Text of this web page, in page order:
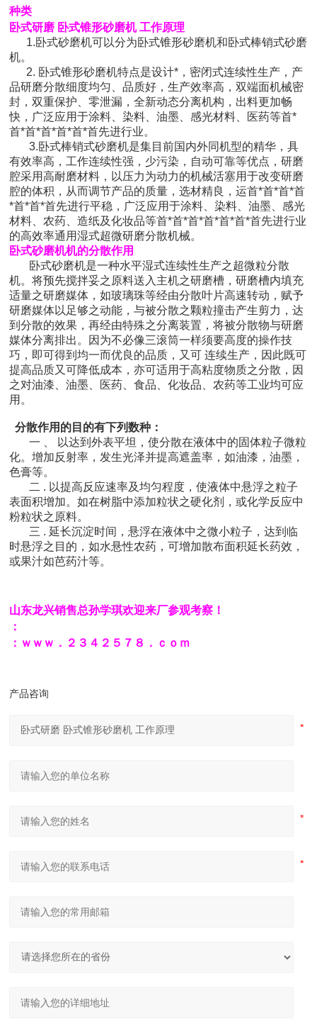
种类
卧式研磨 卧式锥形砂磨机 工作原理
1.卧式砂磨机可以分为卧式锥形砂磨机和卧式棒销式砂磨
机。
2. 卧式锥形砂磨机特点是设计*，密闭式连续性生产，产
品研磨分散细度均匀、品质好，生产效率高，双端面机械密
封，双重保护、零泄漏，全新动态分离机构，出料更加畅
快，广泛应用于涂料、染料、油墨、感光材料、医药等首*
首*首*首*首*首*首先进行业。
3.卧式棒销式砂磨机是集目前国内外同机型的精华，具
有效率高，工作连续性强，少污染，自动可靠等优点，研磨
腔采用高耐磨材料，以压力为动力的机械活塞用于改变研磨
腔的体积，从而调节产品的质量，选材精良，运首*首*首*首
*首*首*首先进行平稳，广泛应用于涂料、染料、油墨、感光
材料、农药、造纸及化妆品等首*首*首*首*首*首*首先进行业
的高效率通用湿式超微研磨分散机械。
卧式砂磨机机的分散作用
卧式砂磨机是一种水平湿式连续性生产之超微粒分散
机。将预先搅拌妥之原料送入主机之研磨槽，研磨槽内填充
适量之研磨媒体，如玻璃珠等经由分散叶片高速转动，赋予
研磨媒体以足够之动能，与被分散之颗粒撞击产生剪力，达
到分散的效果，再经由特殊之分离装置，将被分散物与研磨
媒体分离排出。因为不必像三滚筒一样须要高度的操作技
巧，即可得到均一而优良的品质，又可 连续生产，因此既可
提高品质又可降低成本，亦可适用于高粘度物质之分散，因
之对油漆、油墨、医药、食品、化妆品、农药等工业均可应
用。
分散作用的目的有下列数种：
一 、 以达到外表平坦，使分散在液体中的固体粒子微粒
化。增加反射率，发生光泽并提高遮盖率，如油漆，油墨，
色膏等。
二 . 以提高反应速率及均匀程度，使液体中悬浮之粒子
表面积增加。如在树脂中添加粒状之硬化剂，或化学反应中
粉粒状之原料。
三 . 延长沉淀时间，悬浮在液体中之微小粒子，达到临
时悬浮之目的，如水悬性农药，可增加散布面积延长药效，
或果汁如芭药汁等。
山东龙兴销售总孙学琪欢迎来厂参观考察！
：
：ｗｗｗ．２３４２５７８．ｃｏｍ
产品咨询